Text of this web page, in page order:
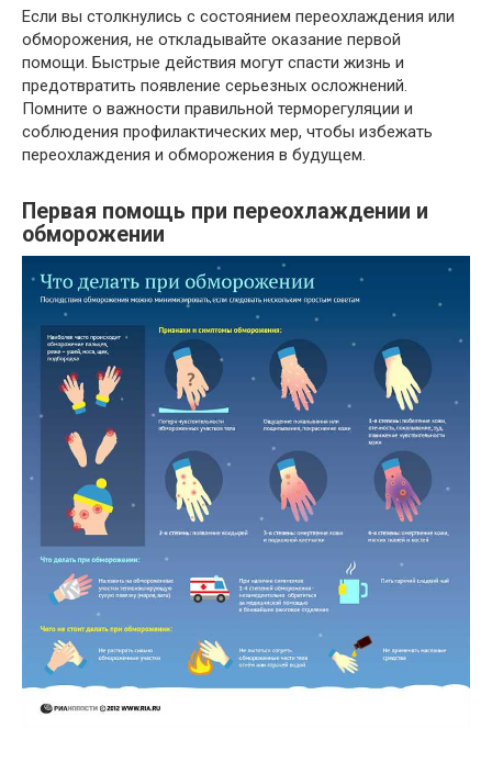
Если вы столкнулись с состоянием переохлаждения или
обморожения, не откладывайте оказание первой
помощи. Быстрые действия могут спасти жизнь и
предотвратить появление серьезных осложнений.
Помните о важности правильной терморегуляции и
соблюдения профилактических мер, чтобы избежать
переохлаждения и обморожения в будущем.
Первая помощь при переохлаждении и
обморожении